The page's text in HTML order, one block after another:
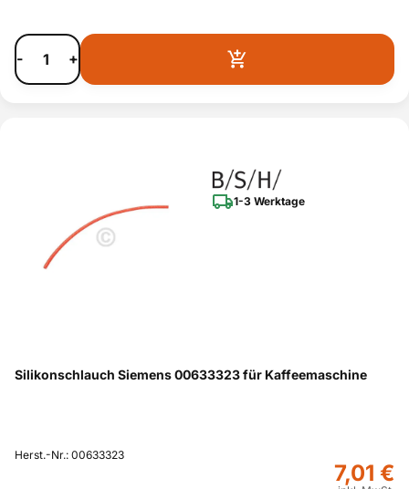
- +
1-3 Werktage
Silikonschlauch Siemens 00633323 für Kaffeemaschine
Herst.-Nr.: 00633323
7,01 €